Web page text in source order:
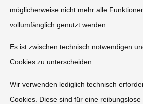
möglicherweise nicht mehr alle
vollumfänglich genutzt werden.
Es ist zwischen technisch notwendigen
Cookies zu unterscheiden.
Wir verwenden lediglich technisch
Cookies. Diese sind für eine reibungslose